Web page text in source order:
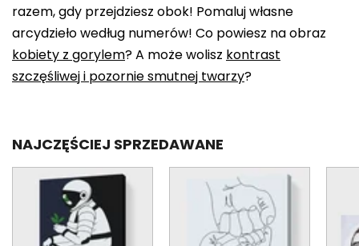
razem, gdy przejdziesz obok! Pomaluj własne
arcydzieło według numerów! Co powiesz na obraz
kobiety z gorylem? A może wolisz kontrast
szczęśliwej i pozornie smutnej twarzy?
NAJCZĘŚCIEJ SPRZEDAWANE